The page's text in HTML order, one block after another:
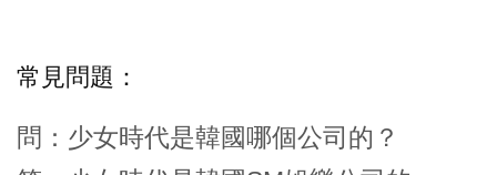
常見問題：
問：少女時代是韓國哪個公司的？